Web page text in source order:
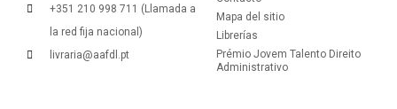
+351 210 998 711 (Llamada a
la red fija nacional)
livraria@aafdl.pt
Mapa del sitio
Librerías
Prémio Jovem Talento Direito
Administrativo